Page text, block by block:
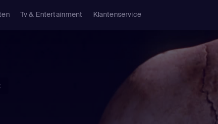
Tv & Entertainment Klantenservice